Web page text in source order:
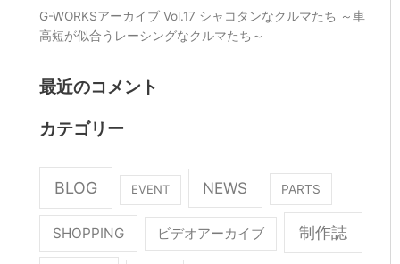
G-WORKSアーカイブ Vol.17 シャコタンなクルマたち ～車
高短が似合うレーシングなクルマたち～
最近のコメント
カテゴリー
BLOG EVENT NEWS PARTS
SHOPPING ビデオアーカイブ 制作誌